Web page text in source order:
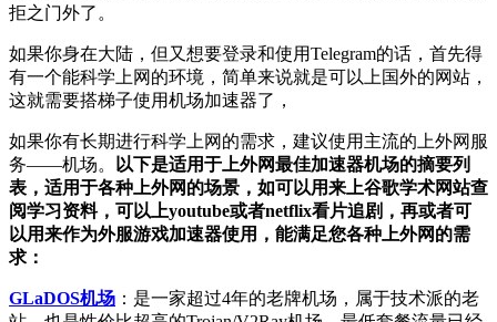
拒之门外了。
如果你身在大陆，但又想要登录和使用Telegram的话，首先得
有一个能科学上网的环境，简单来说就是可以上国外的网站，
这就需要搭梯子使用机场加速器了，
如果你有长期进行科学上网的需求，建议使用主流的上外网服
务——机场。
以下是适用于上外网最佳加速器机场的摘要列
表，适用于各种上外网的场景，如可以用来上谷歌学术网站查
阅学习资料，可以上youtube或者netflix看片追剧，再或者可
以用来作为外服游戏加速器使用，能满足您各种上外网的需
求：
GLaDOS机场 ：是一家超过4年的老牌机场，属于技术派的老